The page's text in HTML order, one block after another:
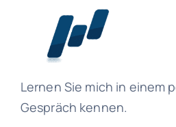
Lernen Sie mich in einem
Gespräch kennen.